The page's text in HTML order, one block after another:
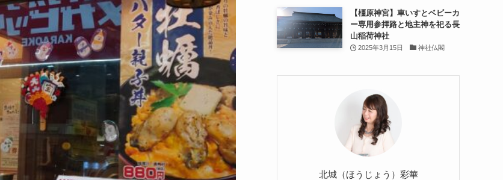
【橿原神宮】車いすとベビーカ
ー専用参拝路と地主神を祀る長
山稲荷神社
2025年3月15日 神社仏閣
北城（ほうじょう）彩華